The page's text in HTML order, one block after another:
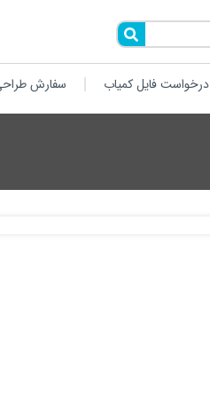
درخواست فایل کمیاب سفارش